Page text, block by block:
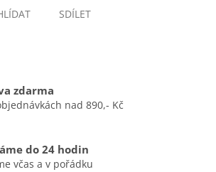
SDÍLET
zdarma
nad 890,- Kč
do 24 hodin
včas a v pořádku